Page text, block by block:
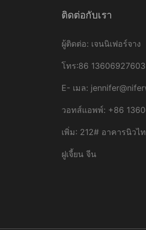
ติดต่อกับเรา
ผู้ติดต่อ: เจนนิเฟอร์จาง
โทร:86 13606927603
E- เมล:
วอทส์แอพพ์: +86
เพิ่ม: 212# อาคารนิวไ
ฝูเจี้ยน จีน